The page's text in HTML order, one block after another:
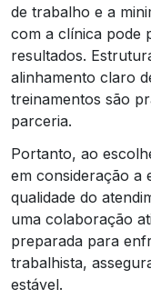
de trabalho e a
com a clínica pode
resultados.
alinhamento claro
treinamentos são
parceria.
Portanto, ao
em consideração a
qualidade do
uma colaboração
preparada para
trabalhista,
estável.